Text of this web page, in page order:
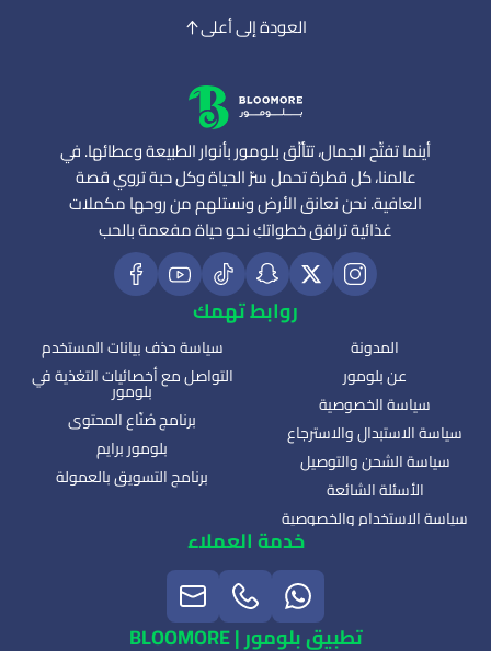
العودة إلى أعلى
أينما تفتّح الجمال، تتألّق بلومور بأنوار الطبيعة وعطائها. في
عالمنا، كل قطرة تحمل سرّ الحياة وكل حبة تروي قصة
العافية. نحن نعانق الأرض ونستلهم من روحها مكملات
غذائية ترافق خطواتكِ نحو حياة مفعمة بالحب
روابط تهمك
المدونة
عن بلومور
سياسة الخصوصية
سياسة الاستبدال والاسترجاع
سياسة الشحن والتوصيل
الأسئلة الشائعة
سياسة الاستخدام والخصوصية
سياسة حذف بيانات المستخدم
التواصل مع أخصائيات التغذية في
بلومور
برنامج صُنّاع المحتوى
بلومور برايم
برنامج التسويق بالعمولة
خدمة العملاء
تطبيق بلومور | BLOOMORE